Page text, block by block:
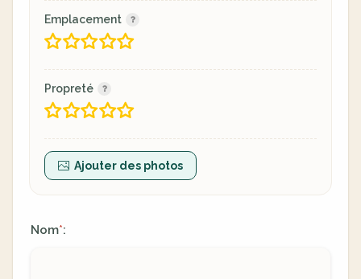
Emplacement
Propreté
Ajouter des photos
Nom*: